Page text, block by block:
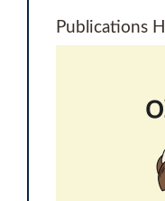
Publications